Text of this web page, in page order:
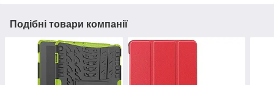
Подібні товари компанії